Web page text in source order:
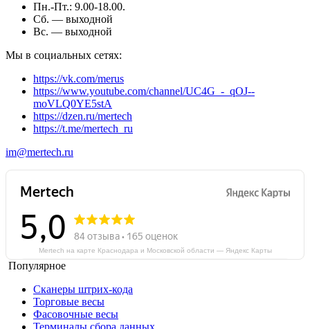
Пн.-Пт.: 9.00-18.00.
Сб. — выходной
Вс. — выходной
Мы в социальных сетях:
https://vk.com/merus
https://www.youtube.com/channel/UC4G_-_qOJ--
moVLQ0YE5stA
https://dzen.ru/mertech
https://t.me/mertech_ru
im@mertech.ru
Mertech на карте Краснодара и Московской области — Яндекс Карты
Популярное
Сканеры штрих-кода
Торговые весы
Фасовочные весы